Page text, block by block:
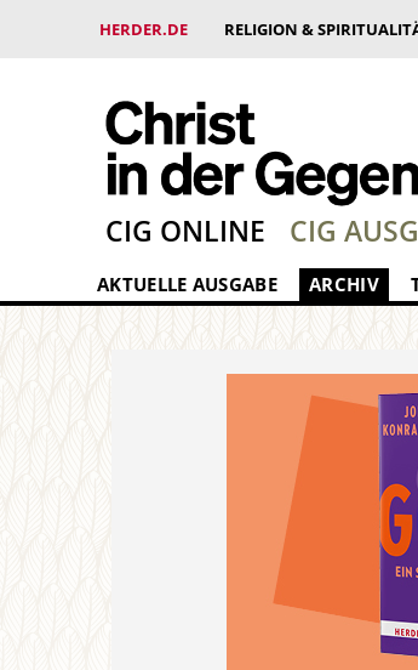
HERDER.DE RELIGION &
CIG ONLINE CIG
AKTUELLE AUSGABE ARCHIV